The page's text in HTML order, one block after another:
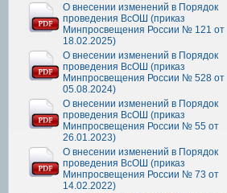
О внесении изменений в Порядок
проведения ВсОШ (приказ
Минпросвещения России № 121 от
18.02.2025)
О внесении изменений в Порядок
проведения ВсОШ (приказ
Минпросвещения России № 528 от
05.08.2024)
О внесении изменений в Порядок
проведения ВсОШ (приказ
Минпросвещения России № 55 от
26.01.2023)
О внесении изменений в Порядок
проведения ВсОШ (приказ
Минпросвещения России № 73 от
14.02.2022)